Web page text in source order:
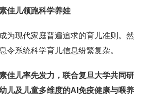
佳儿领跑科学养娃
为现代家庭普遍追求的育儿准则。然
令系统科学育儿信息纷繁复杂。
佳儿率先发力，联合复旦大学共同研
儿及儿童多维度的AI免疫健康与喂养